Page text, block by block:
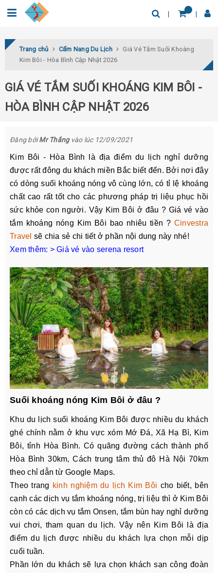
0932.04.03.78 Tìm thêm địa điểm
Trang chủ Cẩm Nang Du Lịch
Giá Vé Tắm Suối Khoáng
Kim Bôi - Hòa Bình Cập Nhật 2026
GIÁ VÉ TẮM SUỐI KHOÁNG KIM BÔI -
HÒA BÌNH CẬP NHẬT 2026
Đăng bởiMr Thắngvào lúc 12/09/2021
Kim Bôi - Hòa Bình là địa điểm du lịch nghỉ dưỡng
được rất đông du khách miền Bắc biết đến. Bởi nơi đây
có dòng suối khoáng nóng vô cùng lớn, có tỉ lệ khoáng
chất cao rất tốt cho các phương pháp trị liệu phục hồi
sức khỏe con người. Vậy Kim Bôi ở đâu ? Giá vé vào
tắm khoáng nóng Kim Bôi bao nhiêu tiền ? Cinvestra
Travel sẽ chia sẻ chi tiết ở phần nội dung này nhé!
Xem thêm: > Giá vé vào serena resort
Suối khoáng nóng Kim Bôi ở đâu ?
Khu du lịch suối khoáng Kim Bôi được nhiều du khách
ghé chính nằm ở khu vực xóm Mớ Đá, Xã Hạ Bì, Kim
Bôi, tỉnh Hòa Bình. Có quãng đường cách thành phố
Hòa Bình 30km, Cách trung tâm thủ đô Hà Nội 70km
theo chỉ dẫn từ Google Maps.
Theo trang kinh nghiệm du lịch Kim Bôi cho biết, bên
cạnh các dịch vụ tắm khoáng nóng, trị liệu thì ở Kim Bôi
còn có các dịch vụ tắm Onsen, tắm bùn hay nghỉ dưỡng
vui chơi, tham quan du lịch. Vậy nên Kim Bôi là địa
điểm du lịch được nhiều du khách lựa chọn mỗi dịp
cuối tuần.
Phần lớn du khách sẽ lựa chọn khách sạn công đoàn